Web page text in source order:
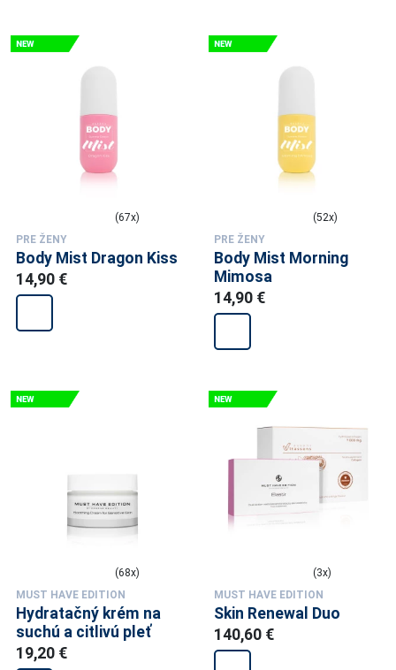
(67x)
PRE ŽENY
Body Mist Dragon Kiss
14,90 €
(52x)
PRE ŽENY
Body Mist Morning
Mimosa
14,90 €
(68x)
MUST HAVE EDITION
Hydratačný krém na
suchú a citlivú pleť
19,20 €
(3x)
MUST HAVE EDITION
Skin Renewal Duo
140,60 €